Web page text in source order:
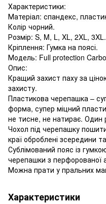
Характеристики:
Матеріал: спандекс,
Колір чорний.
Розмір: S, M, L, XL, 2XL, 3XL.
Кріплення: Гумка на поясі.
Модель: Full protection
Опис:
Кращий захист паху за
захисту.
Пластикова черепашка –
форма, супер міцний
не тисне, не натирає. Один
Чохол під черепашку
краї оброблені зсередини
Сублімований пояс із
черепашки з перфорованої
Можна прати у пральних
Характеристики